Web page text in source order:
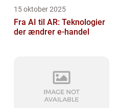
15 oktober 2025
Fra AI til AR: Teknologier
der ændrer e-handel